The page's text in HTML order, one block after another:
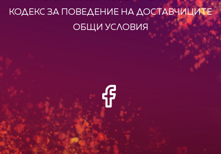
КОДЕКС ЗА ПОВЕДЕНИЕ НА ДОСТАВЧИЦИТЕ
ОБЩИ УСЛОВИЯ